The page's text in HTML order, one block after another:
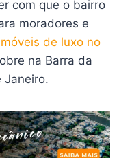
com que o bairro
moradores e
de luxo no
na Barra da
Janeiro.